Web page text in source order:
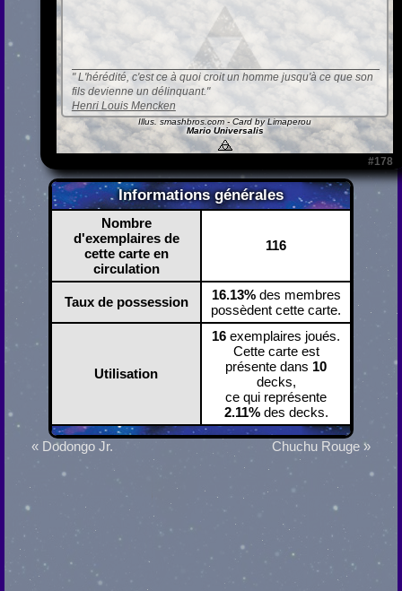
#178
L'hérédité, c'est ce à quoi croit un homme jusqu'à ce que son
fils devienne un délinquant.
Henri Louis Mencken
Illus. smashbros.com - Card by Limaperou
Mario Universalis
Informations générales
Nombre
d'exemplaires de
cette carte en
circulation
116
Taux de possession 16.13%des membres
possèdent cette carte.
Utilisation
16 exemplaires joués.
Cette carte est
présente dans 10
decks,
ce qui représente
2.11%des decks.
« Dodongo Jr. Chuchu Rouge »